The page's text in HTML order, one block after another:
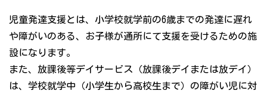
児童発達支援とは、小学校就学前の6歳までの発達に遅れ
や障がいのある、お子様が通所にて支援を受けるための施
設になります。
また、放課後等デイサービス（放課後デイまたは放デイ）
は、学校就学中（小学生から高校生まで）の障がい児に対